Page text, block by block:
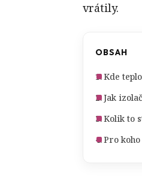
vrátily.
OBSAH
Kde
Jak
Kolik to
Pro